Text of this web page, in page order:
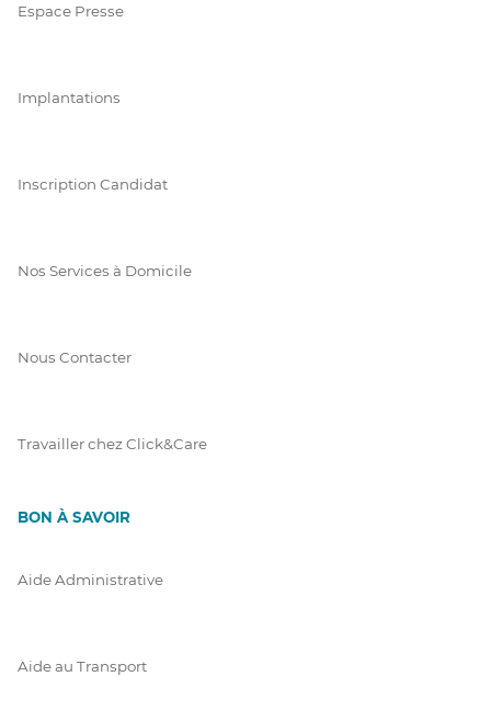
Espace Presse
Implantations
Inscription Candidat
Nos Services à Domicile
Nous Contacter
Travailler chez Click&Care
BON À SAVOIR
Aide Administrative
Aide au Transport